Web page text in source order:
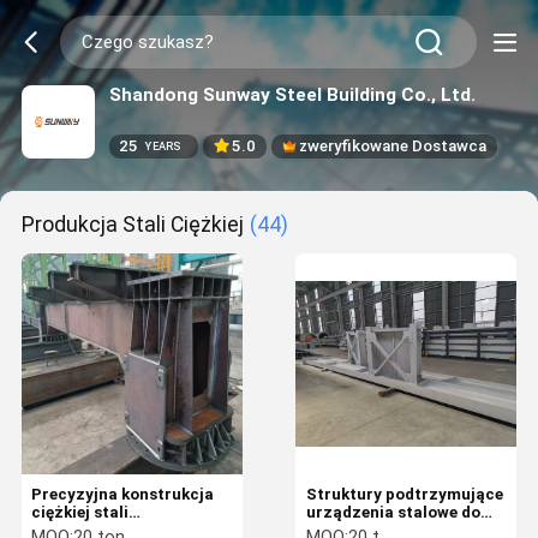
Shandong Sunway Steel Building Co., Ltd.
25 YEARS 5.0 zweryfikowane Dostawca
Produkcja Stali Ciężkiej (44)
Precyzyjna konstrukcja
ciężkiej stali
Wytwarzanie
Struktury podtrzymujące
urządzenia stalowe do
ciężkich zadań dla